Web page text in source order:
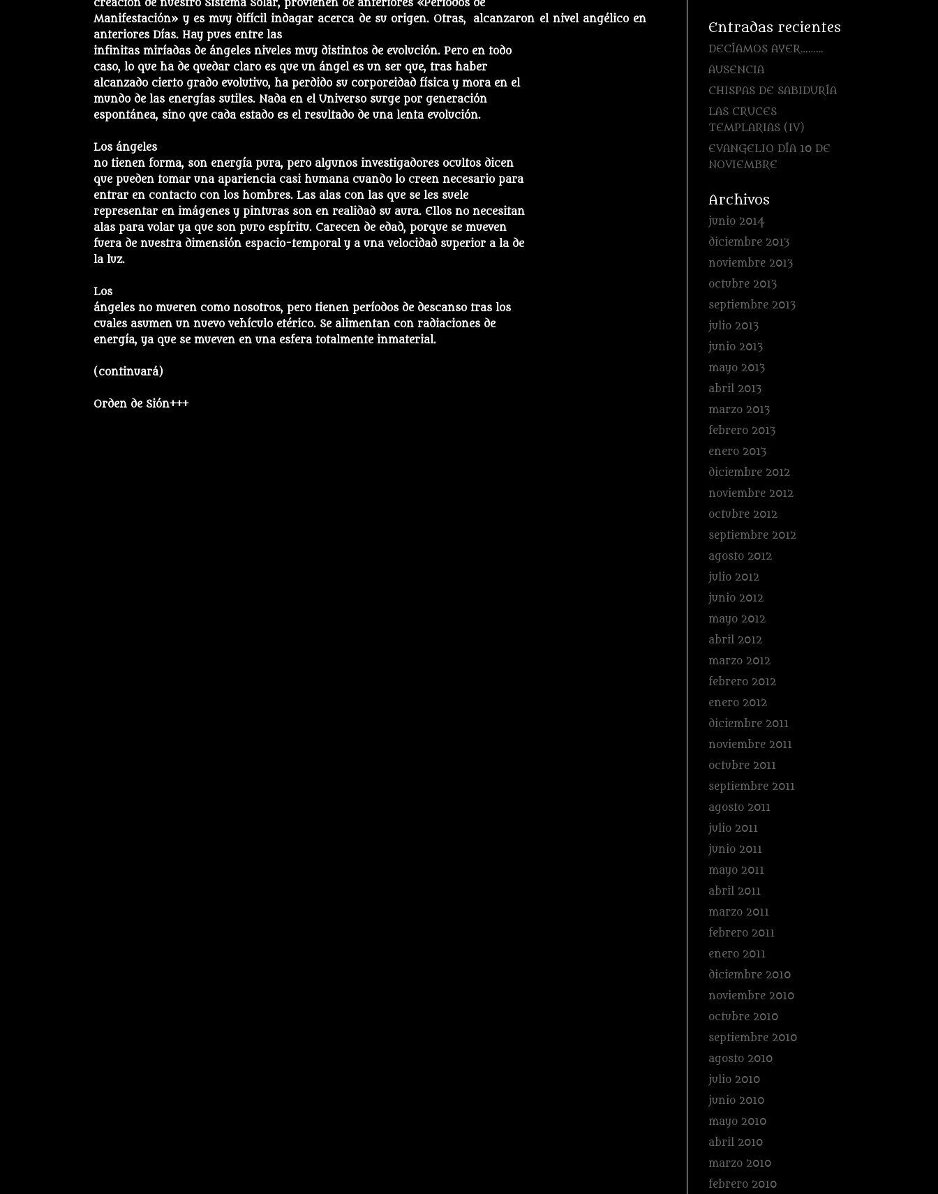
creación de nuestro Sistema Solar, provienen de anteriores «Periodos de
Manifestación» y es muy difícil indagar acerca de su origen. Otras, alcanzaron el nivel angélico en
anteriores Días. Hay pues entre las
infinitas miríadas de ángeles niveles muy distintos de evolución. Pero en todo
caso, lo que ha de quedar claro es que un ángel es un ser que, tras haber
alcanzado cierto grado evolutivo, ha perdido su corporeidad física y mora en el
mundo de las energías sutiles. Nada en el Universo surge por generación
espontánea, sino que cada estado es el resultado de una lenta evolución.
Los ángeles
no tienen forma, son energía pura, pero algunos investigadores ocultos dicen
que pueden tomar una apariencia casi humana cuando lo creen necesario para
entrar en contacto con los hombres. Las alas con las que se les suele
representar en imágenes y pinturas son en realidad su aura. Ellos no necesitan
alas para volar ya que son puro espíritu. Carecen de edad, porque se mueven
fuera de nuestra dimensión espacio-temporal y a una velocidad superior a la de
la luz.
Los
ángeles no mueren como nosotros, pero tienen períodos de descanso tras los
cuales asumen un nuevo vehículo etérico. Se alimentan con radiaciones de
energía, ya que se mueven en una esfera totalmente inmaterial.
(continuará)
Orden de Sión+++
Entradas recientes
DECÍAMOS AYER………
AUSENCIA
CHISPAS DE SABIDURÍA
LAS CRUCES
TEMPLARIAS (IV)
EVANGELIO DÍA 10 DE
NOVIEMBRE
Archivos
junio 2014
diciembre 2013
noviembre 2013
octubre 2013
septiembre 2013
julio 2013
junio 2013
mayo 2013
abril 2013
marzo 2013
febrero 2013
enero 2013
diciembre 2012
noviembre 2012
octubre 2012
septiembre 2012
agosto 2012
julio 2012
junio 2012
mayo 2012
abril 2012
marzo 2012
febrero 2012
enero 2012
diciembre 2011
noviembre 2011
octubre 2011
septiembre 2011
agosto 2011
julio 2011
junio 2011
mayo 2011
abril 2011
marzo 2011
febrero 2011
enero 2011
diciembre 2010
noviembre 2010
octubre 2010
septiembre 2010
agosto 2010
julio 2010
junio 2010
mayo 2010
abril 2010
marzo 2010
febrero 2010